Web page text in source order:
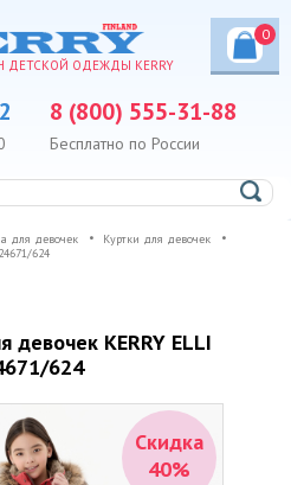
ДЕТСКОЙ ОДЕЖДЫ KERRY
0
8 (800) 555-31-88
Бесплатно по России
для девочек
Куртки для девочек
624
девочек KERRY ELLI
624
Скидка
40%